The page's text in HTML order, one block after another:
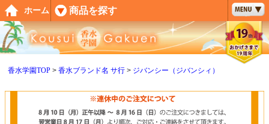
香水学園TOP 香水ブランド名 サ行 ジバンシー（ジバンシィ）
ペー
ジト
ップ
へ
ホーム 商品を探す